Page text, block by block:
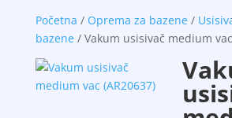
Početna / Oprema za bazene/
bazene/ Vakum usisivač medium vac